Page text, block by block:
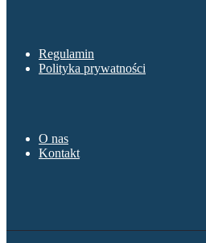
Regulamin
Polityka prywatności
O nas
Kontakt